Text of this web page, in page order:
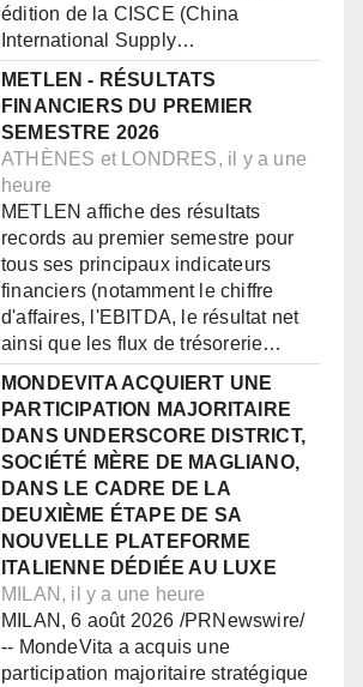
édition de la CISCE (China
International Supply…
METLEN - RÉSULTATS
FINANCIERS DU PREMIER
SEMESTRE 2026
ATHÈNES et LONDRES, il y a une
heure
METLEN affiche des résultats
records au premier semestre pour
tous ses principaux indicateurs
financiers (notamment le chiffre
d'affaires, l'EBITDA, le résultat net
ainsi que les flux de trésorerie…
MONDEVITA ACQUIERT UNE
PARTICIPATION MAJORITAIRE
DANS UNDERSCORE DISTRICT,
SOCIÉTÉ MÈRE DE MAGLIANO,
DANS LE CADRE DE LA
DEUXIÈME ÉTAPE DE SA
NOUVELLE PLATEFORME
ITALIENNE DÉDIÉE AU LUXE
MILAN, il y a une heure
MILAN, 6 août 2026 /PRNewswire/
-- MondeVita a acquis une
participation majoritaire stratégique